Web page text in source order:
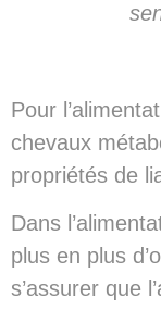
Pour
chevaux
propriétés de
Dans
plus en plus
s’assurer que